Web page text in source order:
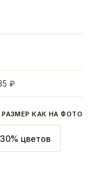
₽
РАЗМЕР КАК НА ФОТО
цветов